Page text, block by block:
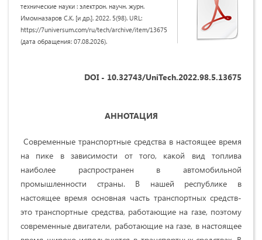
технические науки : электрон. научн. журн.
Имомназаров С.К. [и др.]. 2022. 5(98). URL:
https://7universum.com/ru/tech/archive/item/13675
(дата обращения: 07.08.2026).
DOI - 10.32743/UniTech.2022.98.5.13675
АННОТАЦИЯ
Современные транспортные средства в настоящее время
на пике в зависимости от того, какой вид топлива
наиболее распространен в автомобильной
промышленности страны. В нашей республике в
настоящее время основная часть транспортных средств-
это транспортные средства, работающие на газе, поэтому
современные двигатели, работающие на газе, в настоящее